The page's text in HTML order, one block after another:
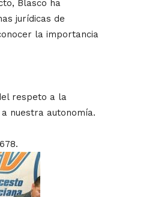
Blasco ha
jurídicas de
la importancia
respeto a la
nuestra autonomía.